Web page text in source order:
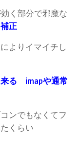
効く部分で邪魔な
正
よりイマイチし
来る imapや通常
ンでもなくてフ
くらい